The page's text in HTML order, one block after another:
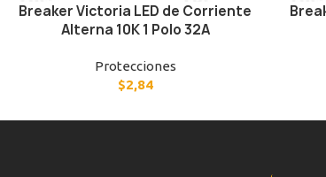
Breaker Victoria LED de Corriente
Alterna 10K 1 Polo 32A
Protecciones
$2,84